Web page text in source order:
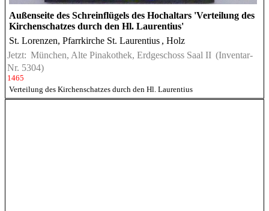
Außenseite des Schreinflügels des Hochaltars 'Verteilung des
Kirchenschatzes durch den Hl. Laurentius'
St. Lorenzen, Pfarrkirche St. Laurentius , Holz
Jetzt: München, Alte Pinakothek, Erdgeschoss Saal II (Inventar-
Nr. 5304)
1465
Verteilung des Kirchenschatzes durch den Hl. Laurentius